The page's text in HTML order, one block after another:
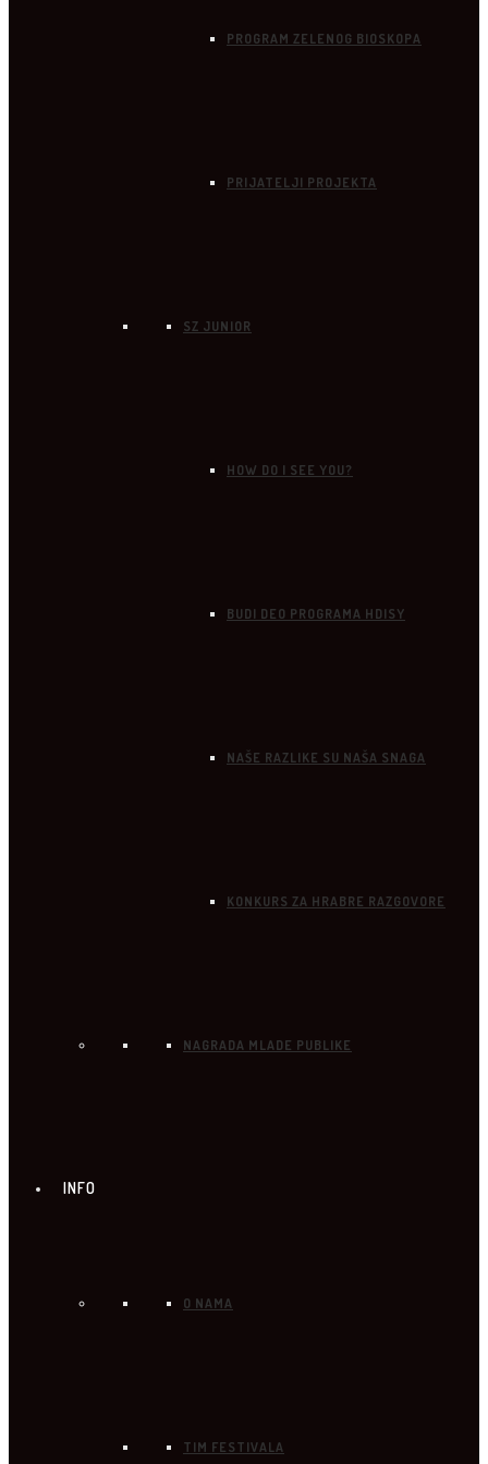
PROGRAM ZELENOG BIOSKOPA
PRIJATELJI PROJEKTA
SZ JUNIOR
HOW DO I SEE YOU?
BUDI DEO PROGRAMA HDISY
NAŠE RAZLIKE SU NAŠA SNAGA
KONKURS ZA HRABRE RAZGOVORE
NAGRADA MLADE PUBLIKE
INFO
O NAMA
TIM FESTIVALA